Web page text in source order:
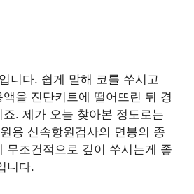
니다. 쉽게 말해 코를 쑤시고
을 진단키트에 떨어뜨린 뒤 경
. 제가 오늘 찾아본 정도로는
용 신속항원검사의 면봉의 종
무조건적으로 깊이 쑤시는게 좋
니다.